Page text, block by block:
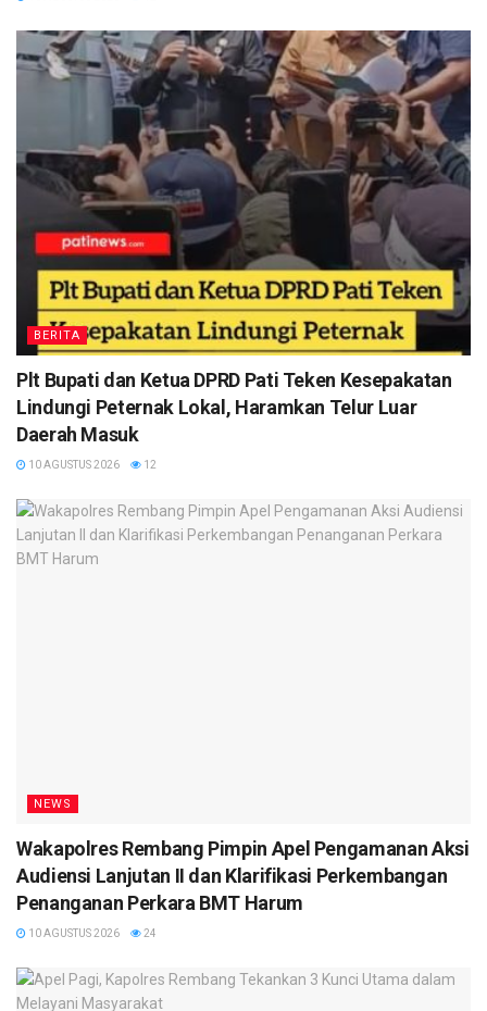
BERITA
Plt Bupati dan Ketua DPRD Pati Teken Kesepakatan
Lindungi Peternak Lokal, Haramkan Telur Luar
Daerah Masuk
10 AGUSTUS 2026 12
NEWS
Wakapolres Rembang Pimpin Apel Pengamanan Aksi
Audiensi Lanjutan II dan Klarifikasi Perkembangan
Penanganan Perkara BMT Harum
10 AGUSTUS 2026 24